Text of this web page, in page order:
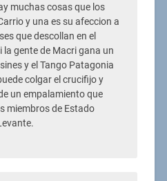
muchas cosas que los
y una es su afeccion a
que descollan en el
la gente de Macri gana un
y el Tango Patagonia
colgar el crucifijo y
un empalamiento que
miembros de Estado